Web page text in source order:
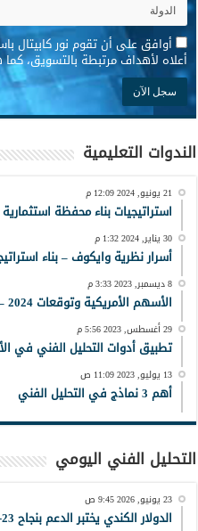
* أوافق على أن تقوم نور كابيتال
أعلاه لأهداف مرتبطة بالتسويق،
الندوات التعليمية
21 يونيو, 2024 12:09 م
استراتيجيات بناء محفظة
30 يناير, 2024 1:32 م
أسرار نظرية وايكوف – بناء
8 ديسمبر, 2023 3:33 م
الأسهم الأمريكية وتوقعات 2024 – استراتيجيات وفرص أهم 5 أسهم
29 أغسطس, 2023 5:56 م
تطبيق أدوات التحليل الفني في
13 يوليو, 2023 11:09 ص
أهم 3 نماذج في التحليل الفني
التحليل الفني اليومي
23 يونيو, 2026 9:45 ص
الدولار الكندي يختبر الدعم بنجاح 23-6-2023